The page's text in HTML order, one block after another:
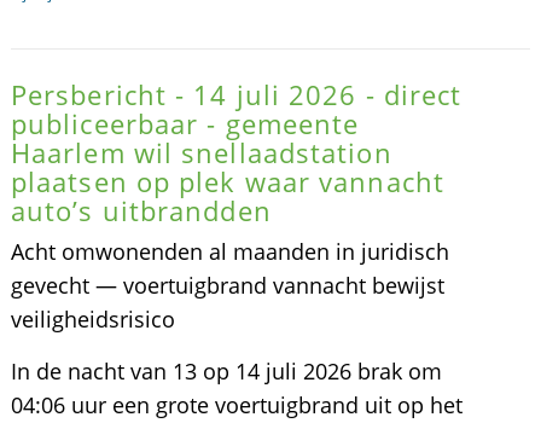
Persbericht - 14 juli 2026 - direct
publiceerbaar - gemeente
Haarlem wil snellaadstation
plaatsen op plek waar vannacht
auto’s uitbrandden
Acht omwonenden al maanden in juridisch
gevecht — voertuigbrand vannacht bewijst
veiligheidsrisico
In de nacht van 13 op 14 juli 2026 brak om
04:06 uur een grote voertuigbrand uit op het